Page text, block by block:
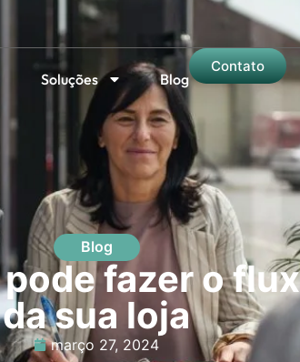
Soluções Blog
Contato
Blog
fazer o
da sua loja
março 27, 2024